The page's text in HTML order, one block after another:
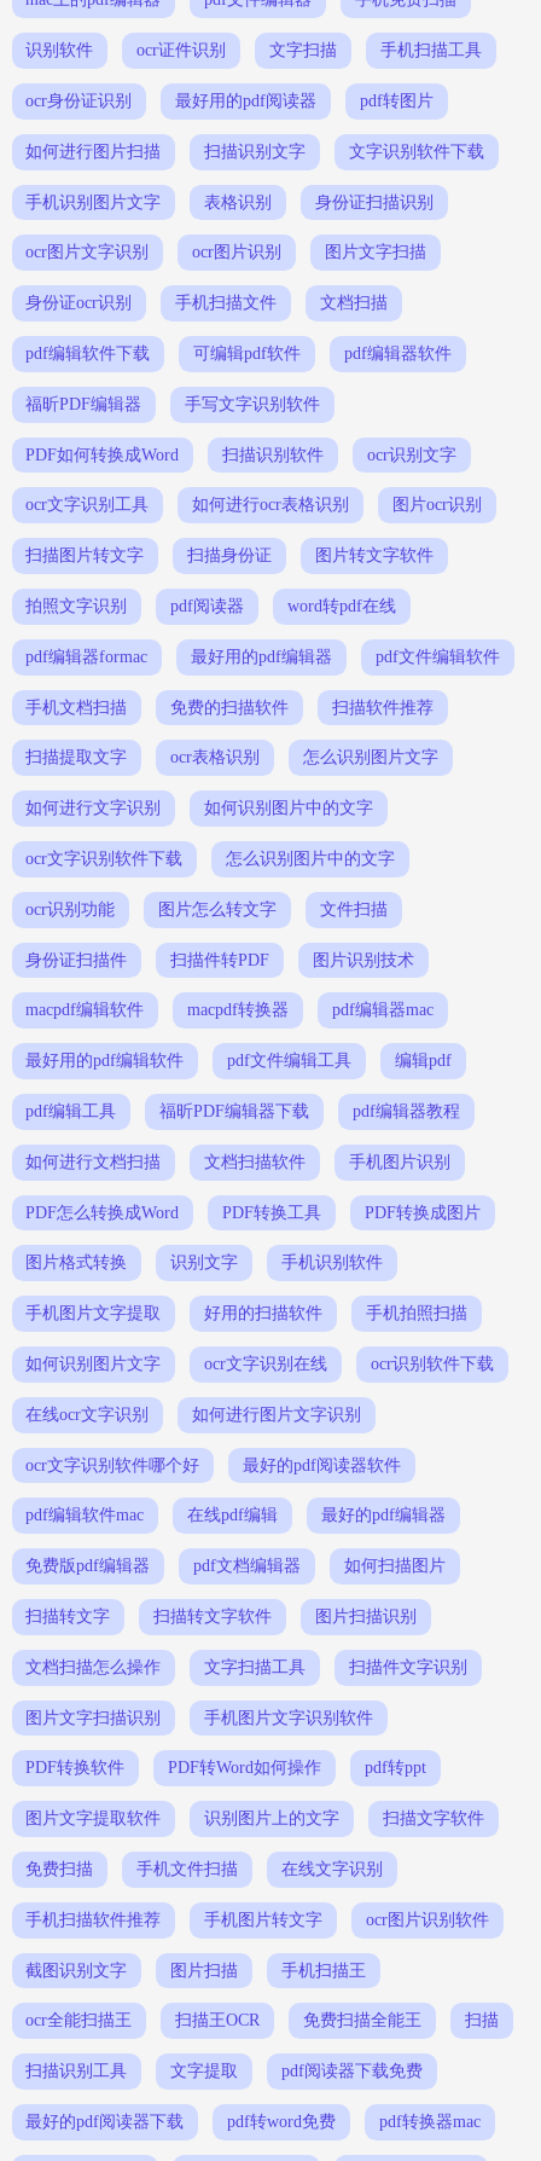
识别软件 ocr证件识别 文字扫描 手机扫描工具
ocr身份证识别 最好用的pdf阅读器 pdf转图片
如何进行图片扫描 扫描识别文字 文字识别软件下载
手机识别图片文字 表格识别 身份证扫描识别
ocr图片文字识别 ocr图片识别 图片文字扫描
身份证ocr识别 手机扫描文件 文档扫描
pdf编辑软件下载 可编辑pdf软件 pdf编辑器软件
福昕PDF编辑器 手写文字识别软件
PDF如何转换成Word 扫描识别软件 ocr识别文字
ocr文字识别工具 如何进行ocr表格识别 图片ocr识别
扫描图片转文字 扫描身份证 图片转文字软件
拍照文字识别 pdf阅读器 word转pdf在线
pdf编辑器formac 最好用的pdf编辑器 pdf文件编辑软件
手机文档扫描 免费的扫描软件 扫描软件推荐
扫描提取文字 ocr表格识别 怎么识别图片文字
如何进行文字识别 如何识别图片中的文字
ocr文字识别软件下载 怎么识别图片中的文字
ocr识别功能 图片怎么转文字 文件扫描
身份证扫描件 扫描件转PDF 图片识别技术
macpdf编辑软件 macpdf转换器 pdf编辑器mac
最好用的pdf编辑软件 pdf文件编辑工具 编辑pdf
pdf编辑工具 福昕PDF编辑器下载 pdf编辑器教程
如何进行文档扫描 文档扫描软件 手机图片识别
PDF怎么转换成Word PDF转换工具 PDF转换成图片
图片格式转换 识别文字 手机识别软件
手机图片文字提取 好用的扫描软件 手机拍照扫描
如何识别图片文字 ocr文字识别在线 ocr识别软件下载
在线ocr文字识别 如何进行图片文字识别
ocr文字识别软件哪个好 最好的pdf阅读器软件
pdf编辑软件mac 在线pdf编辑 最好的pdf编辑器
免费版pdf编辑器 pdf文档编辑器 如何扫描图片
扫描转文字 扫描转文字软件 图片扫描识别
文档扫描怎么操作 文字扫描工具 扫描件文字识别
图片文字扫描识别 手机图片文字识别软件
PDF转换软件 PDF转Word如何操作 pdf转ppt
图片文字提取软件 识别图片上的文字 扫描文字软件
免费扫描 手机文件扫描 在线文字识别
手机扫描软件推荐 手机图片转文字 ocr图片识别软件
截图识别文字 图片扫描 手机扫描王
ocr全能扫描王 扫描王OCR 免费扫描全能王 扫描
扫描识别工具 文字提取 pdf阅读器下载免费
最好的pdf阅读器下载 pdf转word免费 pdf转换器mac